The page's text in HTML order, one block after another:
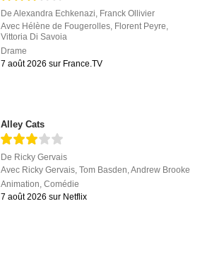
DeAlexandra Echkenazi Franck Ollivier
Avec Hélène de Fougerolles Florent Peyre
Vittoria Di Savoia
Drame
7 août 2026 sur France.TV
Alley Cats
De Ricky Gervais
Avec Ricky Gervais,Tom Basden,Andrew Brooke
Animation,Comédie
7 août 2026 sur Netflix